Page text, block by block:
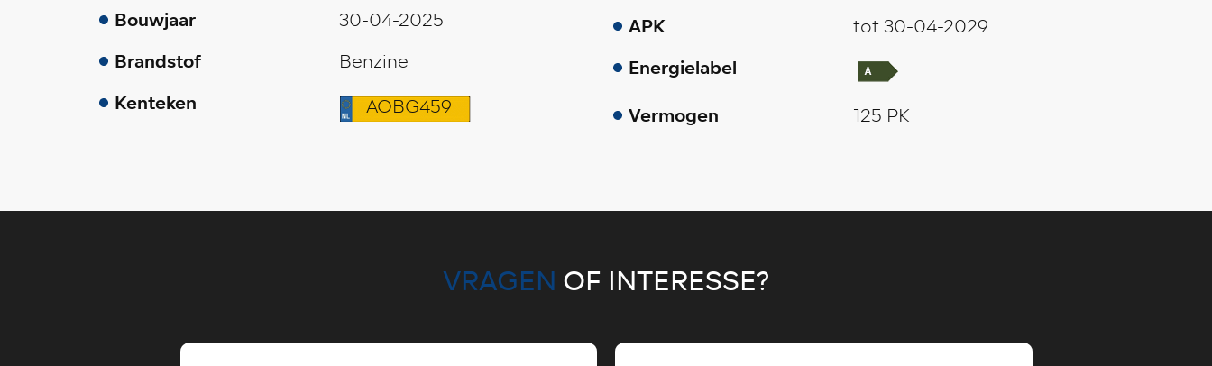
Bouwjaar 30-04-2025
Brandstof Benzine
Kenteken AOBG459
APK tot 30-04-2029
Energielabel
Vermogen
125 PK
VRAGEN OF INTERESSE?